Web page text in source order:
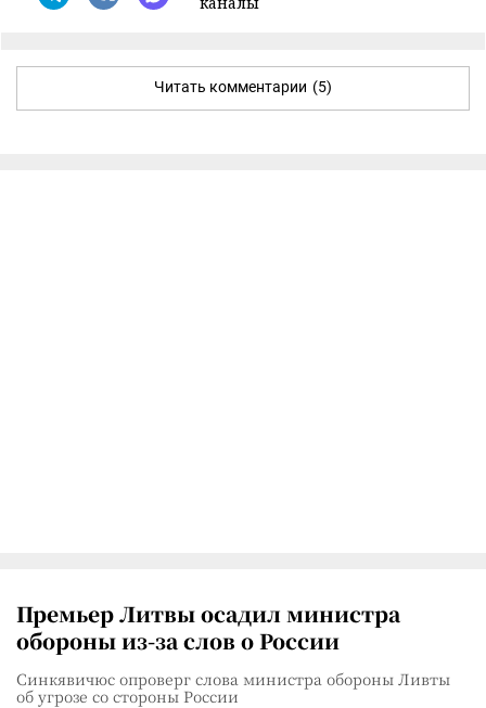
Читать комментарии (5)
Премьер Литвы осадил министра
обороны из-за слов о России
Синкявичюс опроверг слова министра обороны Ливты
об угрозе со стороны России